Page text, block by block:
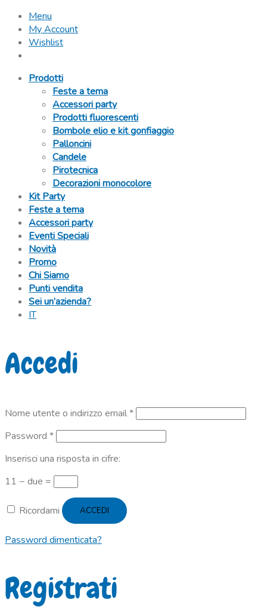
Menu
My Account
Wishlist
Prodotti
Feste a tema
Accessori party
Prodotti fluorescenti
Bombole elio e kit gonfiaggio
Palloncini
Candele
Pirotecnica
Decorazioni monocolore
Kit Party
Feste a tema
Accessori party
Eventi Speciali
Novità
Promo
Chi Siamo
Punti vendita
Sei un’azienda?
IT
Accedi
Nome utente o indirizzo email*Richiesto
Password *Richiesto
Inserisci una risposta in cifre:
11 − due =
Ricordami ACCEDI
Password dimenticata?
Registrati